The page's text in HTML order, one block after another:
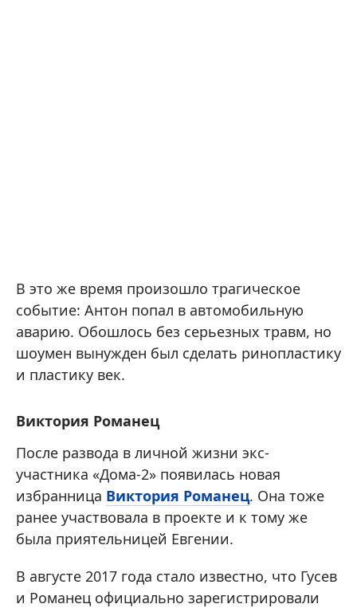
В это же время произошло трагическое
событие: Антон попал в автомобильную
аварию. Обошлось без серьезных травм, но
шоумен вынужден был сделать ринопластику
и пластику век.
Виктория Романец
После развода в личной жизни экс-
участника «Дома-2» появилась новая
избранница Виктория Романец. Она тоже
ранее участвовала в проекте и к тому же
была приятельницей Евгении.
В августе 2017 года стало известно, что Гусев
и Романец официально зарегистрировали